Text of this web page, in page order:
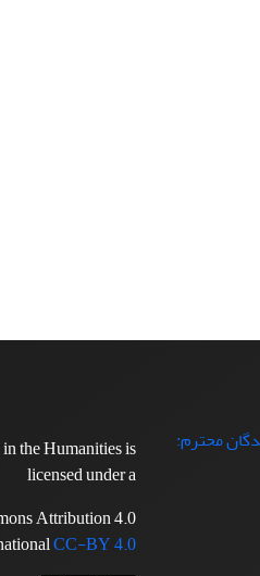
محترم:
the Humanities is
licensed under a
Attribution 4.0
CC-BY 4.0